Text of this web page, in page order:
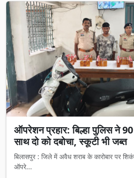
ऑपरेशन प्रहार: बिल्हा पुलिस ने
साथ दो को दबोचा, स्कूटी भी जब्त
बिलासपुर : जिले में अवैध शराब के कारोबार पर
ऑपरे...